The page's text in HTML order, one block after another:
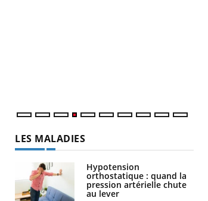
LES MALADIES
Hypotension
orthostatique : quand la
pression artérielle chute
au lever